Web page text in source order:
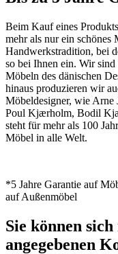
Beim Kauf eines
mehr als nur ein schönes
Handwerkstradition, bei
so bei Ihnen ein. Wir
Möbeln des dänischen
hinaus produzieren wir
Möbeldesigner, wie Arne
Poul Kjærholm, Bodil
steht für mehr als 100
Möbel in alle Welt.
*5 Jahre Garantie auf
auf Außenmöbel
Sie können
angegebenen